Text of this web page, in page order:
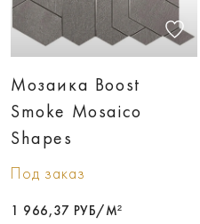
Мозаика Boost
Smoke Mosaico
Shapes
Под заказ
1 966,37 РУБ/М²